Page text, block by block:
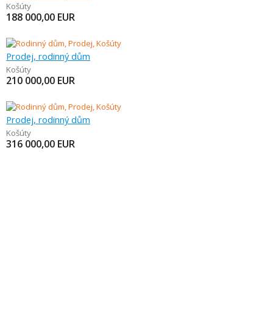
Košúty
188 000,00 EUR
Prodej, rodinný dům
Košúty
210 000,00 EUR
Prodej, rodinný dům
Košúty
316 000,00 EUR